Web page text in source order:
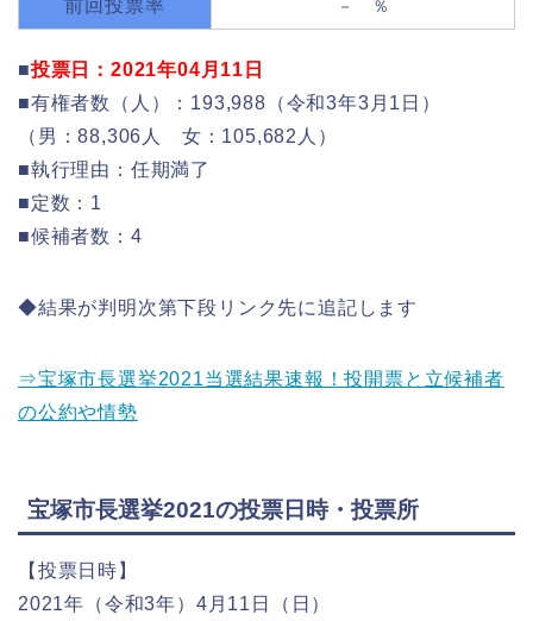
前回投票率 － ％
■投票日：2021年04月11日
■有権者数（人）：193,988（令和3年3月1日）
（男：88,306人 女：105,682人）
■執行理由：任期満了
■定数：1
■候補者数：4
◆結果が判明次第下段リンク先に追記します
⇒宝塚市長選挙2021当選結果速報！投開票と立候補者
の公約や情勢
宝塚市長選挙2021の投票日時・投票所
【投票日時】
2021年（令和3年）4月11日（日）